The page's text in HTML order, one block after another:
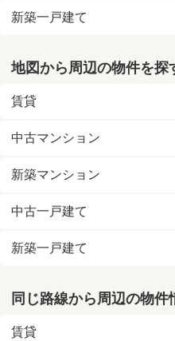
新築一戸建て
地図から周辺の物件を探
賃貸
中古マンション
新築マンション
中古一戸建て
新築一戸建て
同じ路線から周辺の物件
賃貸